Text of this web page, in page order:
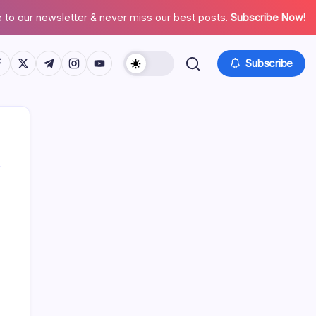
to our newsletter & never miss our best posts. Subscribe Now!
www.facebook.com/
https://twitter.com/
https://t.me/
https://www.instagram.com/
https://youtube.com/ Subscribe